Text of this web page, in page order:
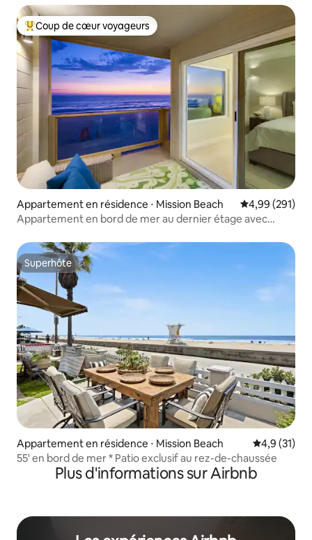
Coups de cœur voyageurs les plus appréciés
Coup de cœur voyageurs
Appartement en résidence ⋅ Mission Beach Évaluation
4,99 (291)
Appartement en bord de mer au dernier étage avec
Superhôte
Superhôte
Appartement en résidence ⋅ Mission Beach Évaluation
4,9 (31)
55' en bord de mer * Patio exclusif au rez-de-chaussée
Plus d'informations sur Airbnb